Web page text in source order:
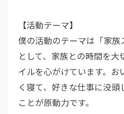
【活動テーマ】
僕の活動のテーマは「家族
として、家族との時間を大
イルを心がけています。お
く寝て、好きな仕事に没
ことが原動力です。